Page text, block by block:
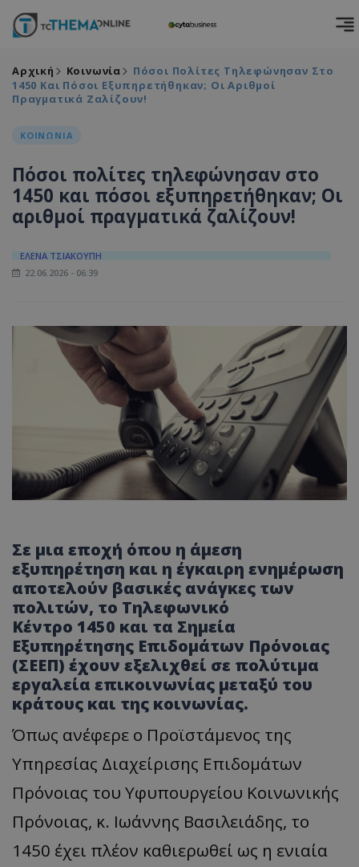
Αρχική Κοινωνία
Πόσοι Πολίτες Τηλεφώνησαν Στο
1450 Και Πόσοι Εξυπηρετήθηκαν; Οι Αριθμοί
Πραγματικά Ζαλίζουν!
ΚΟΙΝΩΝΙΑ
Πόσοι πολίτες τηλεφώνησαν στο
1450 και πόσοι εξυπηρετήθηκαν; Οι
αριθμοί πραγματικά ζαλίζουν!
ΕΛΕΝΑ ΤΣΙΑΚΟΥΠΗ
22.06.2026 - 06:39
Σε μια εποχή όπου η άμεση
εξυπηρέτηση και η έγκαιρη ενημέρωση
αποτελούν βασικές ανάγκες των
πολιτών, το Τηλεφωνικό
Κέντρο 1450 και τα Σημεία
Εξυπηρέτησης Επιδομάτων Πρόνοιας
(ΣΕΕΠ) έχουν εξελιχθεί σε πολύτιμα
εργαλεία επικοινωνίας μεταξύ του
κράτους και της κοινωνίας.
Όπως ανέφερε ο Προϊστάμενος της
Υπηρεσίας Διαχείρισης Επιδομάτων
Πρόνοιας του Υφυπουργείου Κοινωνικής
Πρόνοιας, κ. Ιωάννης Βασιλειάδης, το
1450 έχει πλέον καθιερωθεί ως η ενιαία